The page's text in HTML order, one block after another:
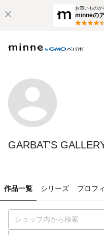
お買いもの
minneの
GARBAT'S
作品一覧 シリーズ プロフ